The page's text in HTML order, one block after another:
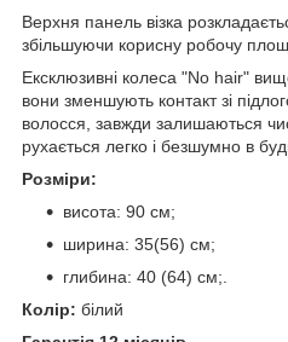
Верхня панель візка
збільшуючи корисну робочу
Ексклюзивні колеса "No hair"
вони зменшують контакт зі
волосся, завжди залишаються
рухається легко і безшумно в
Розміри:
висота: 90 см;
ширина: 35(56) см;
глибина: 40 (64) см;.
Колір: білий